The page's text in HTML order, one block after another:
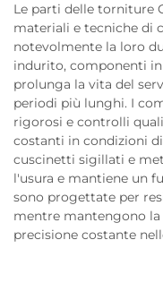
Le parti delle torniture
materiali e tecniche di
notevolmente la loro
indurito, componenti
prolunga la vita del
periodi più lunghi. I
rigorosi e controlli
costanti in condizioni
cuscinetti sigillati e
l'usura e mantiene un
sono progettate per
mentre mantengono
precisione costante